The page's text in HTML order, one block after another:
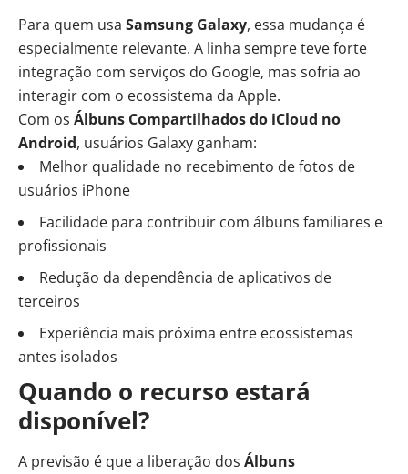
Para quem usa Samsung Galaxy, essa mudança é
especialmente relevante. A linha sempre teve forte
integração com serviços do Google, mas sofria ao
interagir com o ecossistema da Apple.
Com os Álbuns Compartilhados do iCloud no
Android, usuários Galaxy ganham:
Melhor qualidade no recebimento de fotos de
usuários iPhone
Facilidade para contribuir com álbuns familiares e
profissionais
Redução da dependência de aplicativos de
terceiros
Experiência mais próxima entre ecossistemas
antes isolados
Quando o recurso estará
disponível?
A previsão é que a liberação dos Álbuns